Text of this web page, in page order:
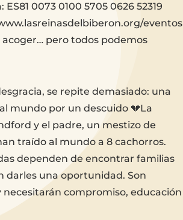
0073 0100 5705 0626 52319
eventos
pero todos podemos
se repite demasiado: una
mundo por un descuido 💔La
y el padre, un mestizo de
traído al mundo a 8 cachorros.
dependen de encontrar familias
darles una oportunidad. Son
compromiso, educación